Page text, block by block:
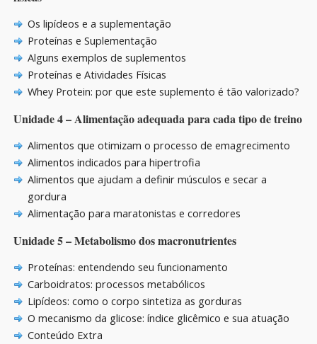
Os lipídeos e a suplementação
Proteínas e Suplementação
Alguns exemplos de suplementos
Proteínas e Atividades Físicas
Whey Protein: por que este suplemento é tão valorizado?
Unidade 4 – Alimentação adequada para cada tipo de treino
Alimentos que otimizam o processo de emagrecimento
Alimentos indicados para hipertrofia
Alimentos que ajudam a definir músculos e secar a
gordura
Alimentação para maratonistas e corredores
Unidade 5 – Metabolismo dos macronutrientes
Proteínas: entendendo seu funcionamento
Carboidratos: processos metabólicos
Lipídeos: como o corpo sintetiza as gorduras
O mecanismo da glicose: índice glicêmico e sua atuação
Conteúdo Extra